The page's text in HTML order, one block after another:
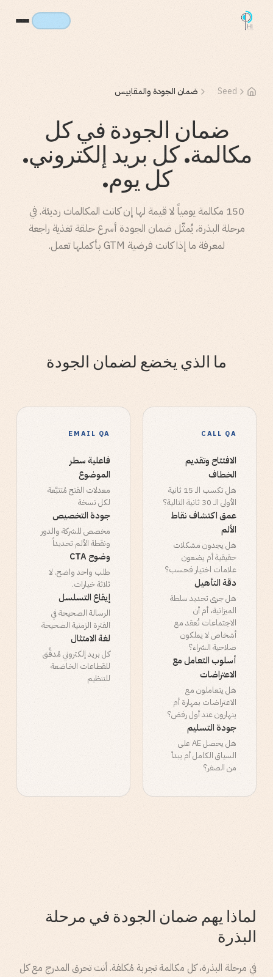
Seed ضمان الجودة والمقاييس
ضمان الجودة في كل
مكالمة. كل بريد إلكتروني.
كل يوم.
150 مكالمة يومياً لا قيمة لها إن كانت المكالمات رديئة. في
مرحلة البذرة، يُمثّل ضمان الجودة أسرع حلقة تغذية راجعة
لمعرفة ما إذا كانت فرضية GTM بأكملها تعمل.
ما الذي يخضع لضمان الجودة
CALL QA
الافتتاح وتقديم
الخطاف
هل تكسب الـ 15 ثانية
الأولى الـ 30 ثانية التالية؟
عمق اكتشاف نقاط
الألم
هل يجدون مشكلات
حقيقية أم يضعون
علامات اختيار فحسب؟
دقة التأهيل
هل جرى تحديد سلطة
الميزانية، أم أن
الاجتماعات تُعقد مع
أشخاص لا يملكون
صلاحية الشراء؟
أسلوب التعامل مع
الاعتراضات
هل يتعاملون مع
الاعتراضات بمهارة أم
ينهارون عند أول رفض؟
جودة التسليم
هل يحصل AE على
السياق الكامل أم يبدأ
من الصفر؟
EMAIL QA
فاعلية سطر
الموضوع
معدلات الفتح مُتتبَّعة
لكل نسخة
جودة التخصيص
مخصص للشركة والدور
ونقطة الألم تحديداً
وضوح CTA
طلب واحد واضح. لا
ثلاثة خيارات.
إيقاع التسلسل
الرسالة الصحيحة في
الفترة الزمنية الصحيحة
لغة الامتثال
كل بريد إلكتروني مُدقَّق
للقطاعات الخاضعة
للتنظيم
لماذا يهم ضمان الجودة في مرحلة
البذرة
في مرحلة البذرة، كل مكالمة تجربة مُكلفة. أنت تحرق المدرج مع كل